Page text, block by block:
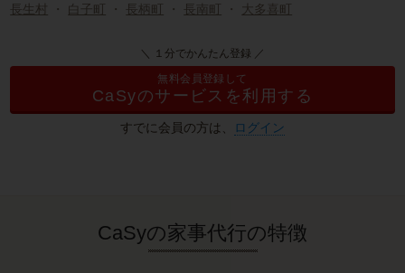
長生村
・ 白子町 ・ 長柄町 ・ 長南町 ・ 大多喜町
＼ １分でかんたん登録 ／
無料会員登録して
CaSyのサービスを利用する
すでに会員の方は、 ログイン
CaSyの家事代行の特徴